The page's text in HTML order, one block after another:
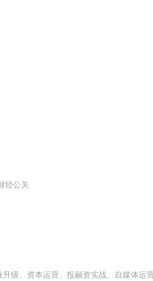
经公关
级、资本运营、投融资实战、自媒体运